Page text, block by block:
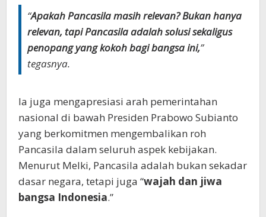
“Apakah Pancasila masih relevan? Bukan hanya
relevan, tapi Pancasila adalah solusi sekaligus
penopang yang kokoh bagi bangsa ini,”
tegasnya.
Ia juga mengapresiasi arah pemerintahan
nasional di bawah Presiden Prabowo Subianto
yang berkomitmen mengembalikan roh
Pancasila dalam seluruh aspek kebijakan.
Menurut Melki, Pancasila adalah bukan sekadar
dasar negara, tetapi juga “wajah dan jiwa
bangsa Indonesia.”